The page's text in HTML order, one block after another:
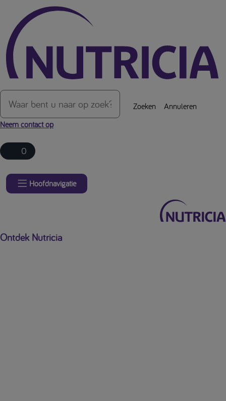
Over de inhoud van de pagina
Zoeken
Annuleren
Neem contact op
0
Hoofdnavigatie
Ontdek Nutricia